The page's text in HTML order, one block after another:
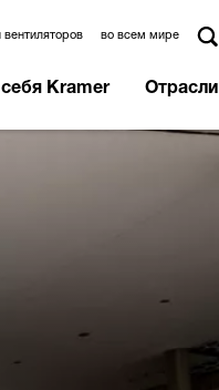
во всем мире
Kramer Отрасли